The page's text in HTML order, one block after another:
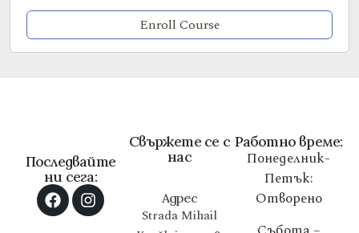
Enroll Course
Работно време:
Понеделник-
Петък:
Отворено
Свържете се с
нас
Адрес
Strada Mihail
Последвайте
ни сега: